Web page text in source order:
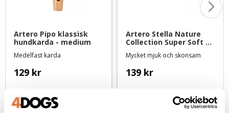
Artero Pipo klassisk
hundkarda - medium
Medelfast karda
129 kr
Artero Stella Nature
Collection Super Soft
karda - small
Mycket mjuk och skonsam
139 kr